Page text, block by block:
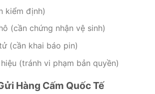
kiểm định)
(cần chứng nhận vệ sinh)
(cần khai báo pin)
(tránh vi phạm bản quyền)
Hàng Cấm Quốc Tế